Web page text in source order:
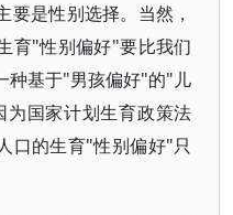
要是性别选择。当然，
育"性别偏好"要比我们
种基于"男孩偏好"的"儿
国家计划生育政策法
口的生育"性别偏好"只